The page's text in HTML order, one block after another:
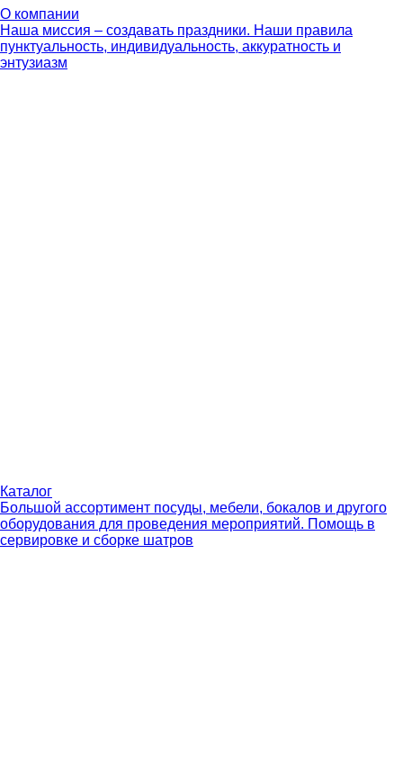
О компании
Наша миссия – создавать праздники. Наши правила
пунктуальность, индивидуальность, аккуратность и
энтузиазм
Каталог
Большой ассортимент посуды, мебели, бокалов и другого
оборудования для проведения мероприятий. Помощь в
сервировке и сборке шатров